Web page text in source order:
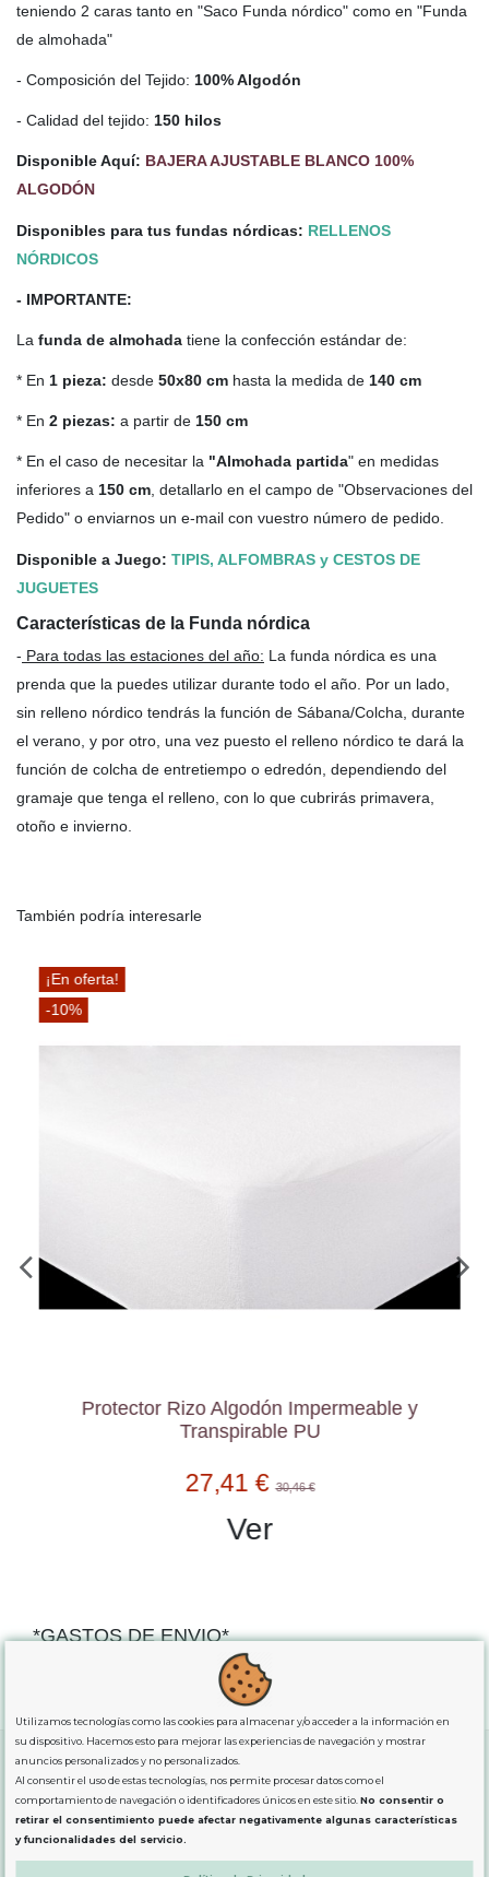
teniendo 2 caras tanto en "Saco Funda nórdico" como en "Funda
de almohada"
- Composición del Tejido: 100% Algodón
- Calidad del tejido: 150 hilos
Disponible Aquí: BAJERA AJUSTABLE BLANCO 100%
ALGODÓN
Disponibles para tus fundas nórdicas: RELLENOS
NÓRDICOS
- IMPORTANTE:
La funda de almohada tiene la confección estándar de:
* En 1 pieza: desde 50x80 cm hasta la medida de 140 cm
* En 2 piezas: a partir de 150 cm
* En el caso de necesitar la "Almohada partida" en medidas
inferiores a 150 cm, detallarlo en el campo de "Observaciones del
Pedido" o enviarnos un e-mail con vuestro número de pedido.
Disponible a Juego: TIPIS, ALFOMBRAS y CESTOS DE
JUGUETES
Características de la Funda nórdica
- Para todas las estaciones del año: La funda nórdica es una
prenda que la puedes utilizar durante todo el año. Por un lado,
sin relleno nórdico tendrás la función de Sábana/Colcha, durante
el verano, y por otro, una vez puesto el relleno nórdico te dará la
función de colcha de entretiempo o edredón, dependiendo del
gramaje que tenga el relleno, con lo que cubrirás primavera,
otoño e invierno.
También podría interesarle
¡En oferta!
-10%
Protector Rizo Algodón Impermeable y
Transpirable PU
27,41 € 30,46 €
Ver
*GASTOS DE ENVIO*
para comprassuperiores a 80€
exclusiva para la peninsula.
SOBRE NOSOTROS
LEGAL
Utilizamos tecnologías como las cookies para almacenar y/o acceder a la información en
su dispositivo. Hacemos esto para mejorar las experiencias de navegación y mostrar
anuncios personalizados y no personalizados.
Al consentir el uso de estas tecnologías, nos permite procesar datos como el
comportamiento de navegación o identificadores únicos en este sitio.No consentir o
retirar el consentimiento puede afectar negativamente algunas características
y funcionalidades del servicio.